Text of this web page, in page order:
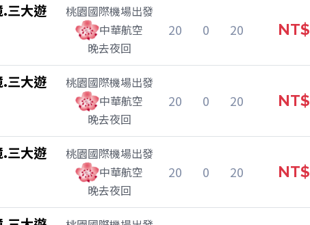
三大遊
桃園國際機場出發
中華航空
晚去夜回
20 0 20
三大遊
桃園國際機場出發
中華航空
晚去夜回
20 0 20
三大遊
桃園國際機場出發
中華航空
晚去夜回
20 0 20